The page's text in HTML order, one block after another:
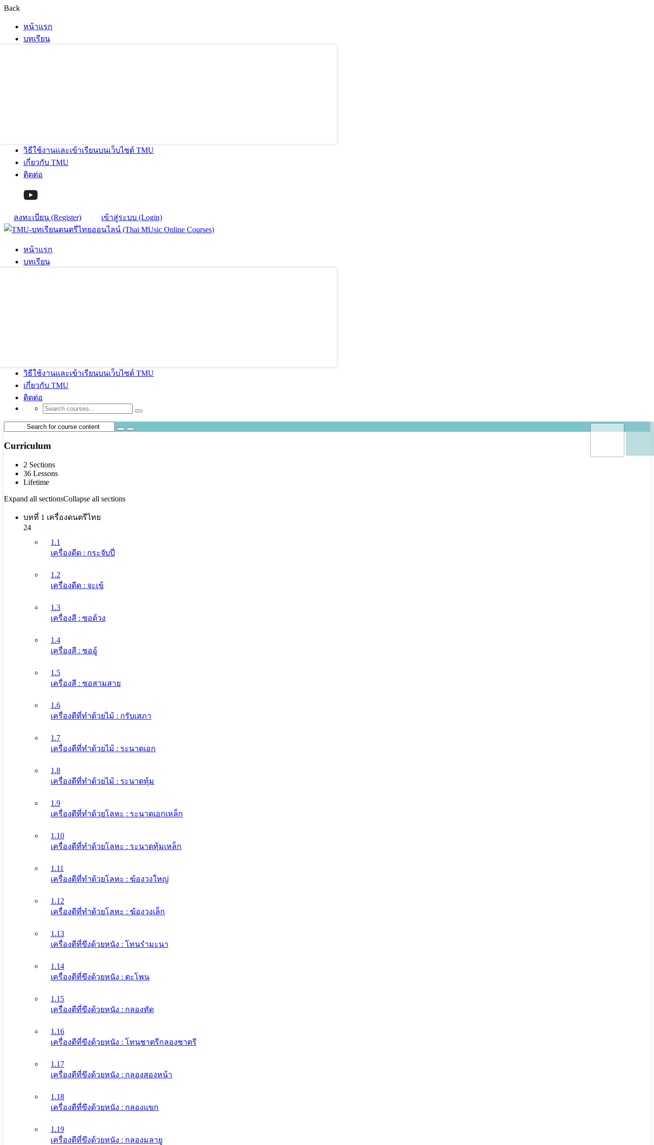
Back
หน้าแรก
บทเรียน
วิธีใช้งานและเข้าเรียนบนเว็บไซต์ TMU
เกี่ยวกับ TMU
ติดต่อ
ลงทะเบียน (Register) เข้าสู่ระบบ (Login)
หน้าแรก
บทเรียน
วิธีใช้งานและเข้าเรียนบนเว็บไซต์ TMU
เกี่ยวกับ TMU
ติดต่อ
Curriculum
2 Sections
36 Lessons
Lifetime
Expand all sectionsCollapse all sections
บทที่ 1 เครื่องดนตรีไทย
24
1.1
เครื่องดีด : กระจับปี่
1.2
เครื่องดีด : จะเข้
1.3
เครื่องสี : ซอด้วง
1.4
เครื่องสี : ซออู้
1.5
เครื่องสี : ซอสามสาย
1.6
เครื่องตีที่ทําด้วยไม้ : กรับเสภา
1.7
เครื่องตีที่ทําด้วยไม้ : ระนาดเอก
1.8
เครื่องตีที่ทําด้วยไม้ : ระนาดทุ้ม
1.9
เครื่องตีที่ทําด้วยโลหะ : ระนาดเอกเหล็ก
1.10
เครื่องตีที่ทําด้วยโลหะ : ระนาดทุ้มเหล็ก
1.11
เครื่องตีที่ทําด้วยโลหะ : ฆ้องวงใหญ่
1.12
เครื่องตีที่ทําด้วยโลหะ : ฆ้องวงเล็ก
1.13
เครื่องตีที่ขึงด้วยหนัง : โทนรํามะนา
1.14
เครื่องตีที่ขึงด้วยหนัง : ตะโพน
1.15
เครื่องตีที่ขึงด้วยหนัง : กลองทัด
1.16
เครื่องตีที่ขึงด้วยหนัง : โทนชาตรีกลองชาตรี
1.17
เครื่องตีที่ขึงด้วยหนัง : กลองสองหน้า
1.18
เครื่องตีที่ขึงด้วยหนัง : กลองแขก
1.19
เครื่องตีที่ขึงด้วยหนัง : กลองมลายู